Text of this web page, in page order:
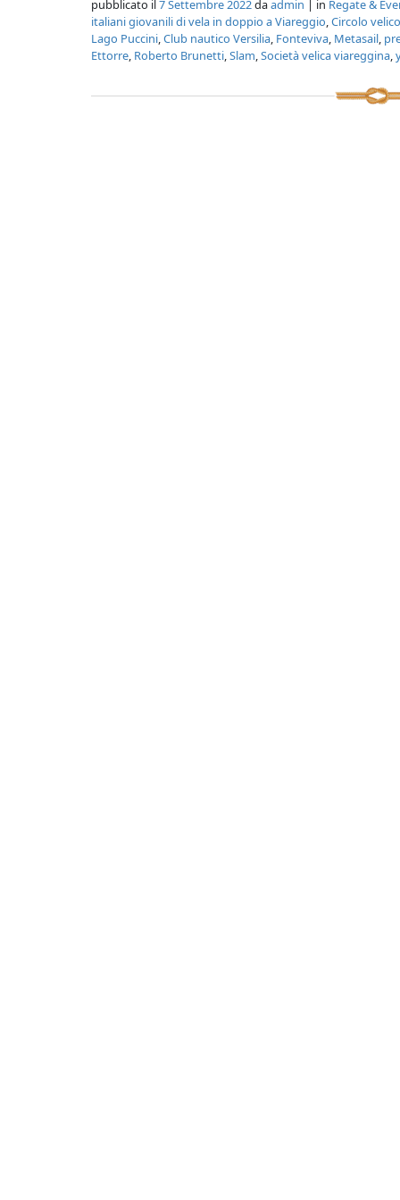
pubblicato il 7 Settembre 2022daadmin | in Regate &
italiani giovanili di vela in doppio a Viareggio,Circolo
Lago Puccini,Club nautico Versilia, Fonteviva, Metasail,
Ettorre, Roberto Brunetti,Slam,Società velica viareggina,